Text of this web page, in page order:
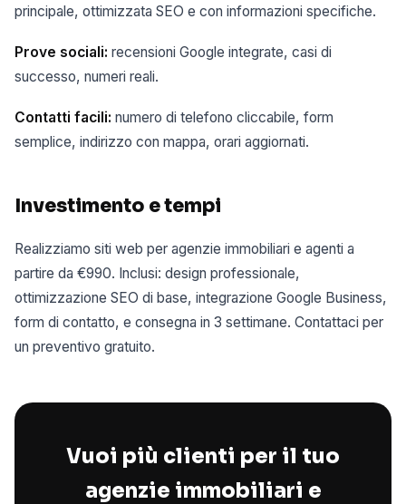
principale, ottimizzata SEO e con informazioni specifiche.
Prove sociali: recensioni Google integrate, casi di
successo, numeri reali.
Contatti facili: numero di telefono cliccabile, form
semplice, indirizzo con mappa, orari aggiornati.
Investimento e tempi
Realizziamo siti web per agenzie immobiliari e agenti a
partire da €990. Inclusi: design professionale,
ottimizzazione SEO di base, integrazione Google Business,
form di contatto, e consegna in 3 settimane. Contattaci per
un preventivo gratuito.
Vuoi più clienti per il tuo
agenzie immobiliari e